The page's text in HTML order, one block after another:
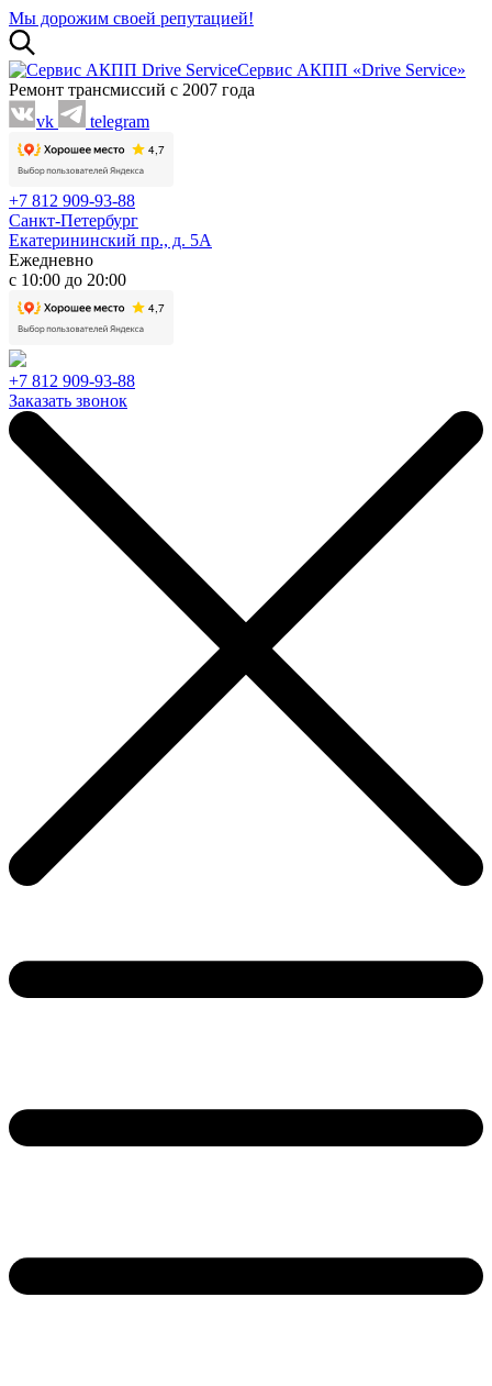
Мы дорожим своей репутацией!
Сервис АКПП «Drive Service»
Ремонт трансмиссий с 2007 года
vk
telegram
+7 812 909-93-88
Санкт-Петербург
Екатерининский пр., д. 5А
Ежедневно
с 10:00 до 20:00
+7 812 909-93-88
Заказать звонок